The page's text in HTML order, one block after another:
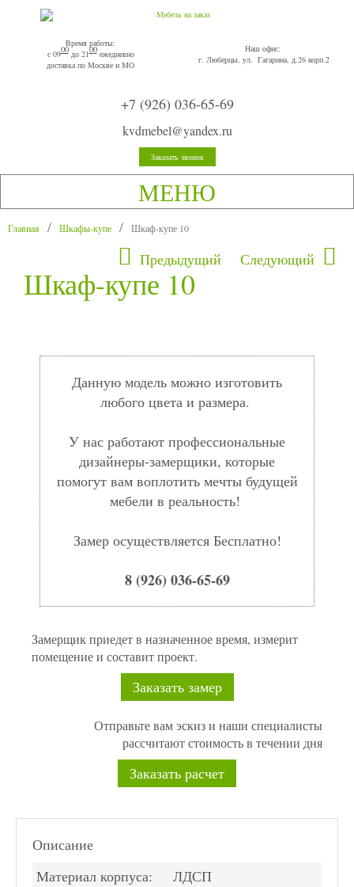
Время работы:
с 0900до 2100ежедневно
доставка по Москве и МО
Наш офис:
г. Люберцы, ул. Гагарина, д.26 корп.2
+7 (926) 036-65-69
kvdmebel@yandex.ru
Заказать звонок
МЕНЮ
Главная Шкафы-купе Шкаф-купе 10
Предыдущий Следующий
Шкаф-купе 10
Данную модель можно изготовить
любого цвета и размера.
У нас работают профессиональные
дизайнеры-замерщики, которые
помогут вам воплотить мечты будущей
мебели в реальность!
Замер осуществляется Бесплатно!
8 (926) 036-65-69
Замерщик приедет в назначенное время, измерит
помещение и составит проект.
Заказать замер
Отправьте вам эскиз и наши специалисты
рассчитают стоимость в течении дня
Заказать расчет
Описание
Материал корпуса:
ЛДСП